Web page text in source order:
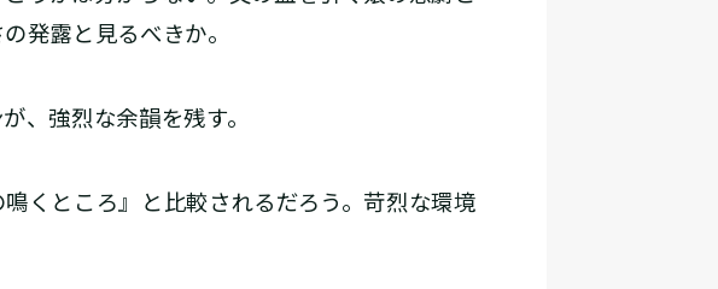
発露と見るべきか。
、強烈な余韻を残す。
くところ』と比較されるだろう。苛烈な環境